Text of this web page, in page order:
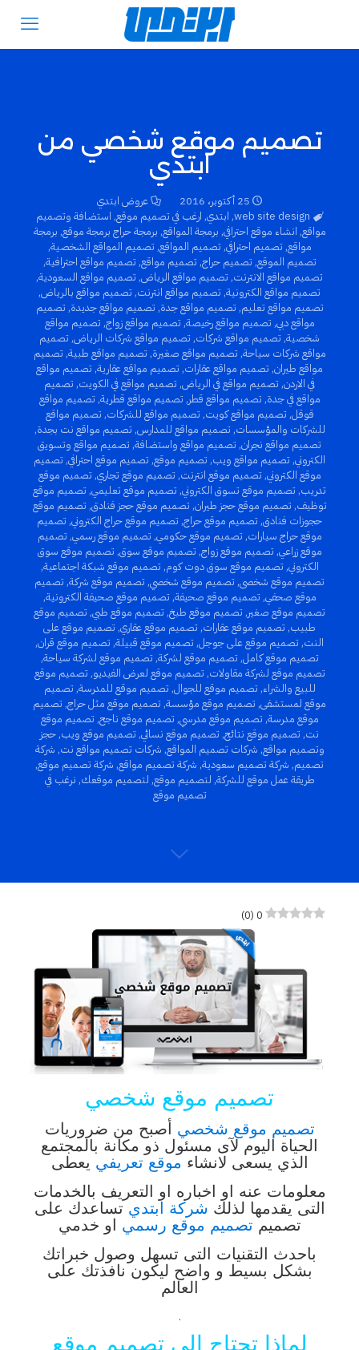
تصميم موقع شخصي من
ابتدي
25 أكتوبر، 2016
عروض ابتدي
web site design
, ابتدي, ارغب في تصميم موقع, استضافة وتصميم
مواقع, انشاء موقع احترافي, برمجة المواقع, برمجة حراج برمجة موقع, برمجة
مواقع, تصميم احترافي, تصميم المواقع, تصميم المواقع الشخصية,
تصميم الموقع, تصميم حراج, تصميم مواقع, تصميم مواقع احترافية,
تصميم مواقع الانترنت, تصميم مواقع الرياض, تصميم مواقع السعودية,
تصميم مواقع الكترونية, تصميم مواقع انترنت, تصميم مواقع بالرياض,
تصميم مواقع تعليم, تصميم مواقع جدة, تصميم مواقع جديدة, تصميم
مواقع دبي, تصميم مواقع رخيصة, تصميم مواقع زواج, تصميم مواقع
شخصية, تصميم مواقع شركات, تصميم مواقع شركات الرياض, تصميم
مواقع شركات سياحة, تصميم مواقع صغيرة, تصميم مواقع طبية, تصميم
مواقع طيران, تصميم مواقع عقارات, تصميم مواقع عقارية, تصميم مواقع
في الاردن, تصميم مواقع في الرياض, تصميم مواقع في الكويت, تصميم
مواقع في جدة, تصميم مواقع قطر, تصميم مواقع قطرية, تصميم مواقع
قوقل, تصميم مواقع كويت, تصميم مواقع للشركات, تصميم مواقع
للشركات والمؤسسات, تصميم مواقع للمدارس, تصميم مواقع نت بجدة,
تصميم مواقع نجران, تصميم مواقع واستضافة, تصميم مواقع وتسويق
الكتروني, تصميم مواقع ويب, تصميم موقع, تصميم موقع احترافي, تصميم
موقع الكتروني, تصميم موقع انترنت, تصميم موقع تجاري, تصميم موقع
تدريب, تصميم موقع تسوق الكتروني, تصميم موقع تعليمي, تصميم موقع
توظيف, تصميم موقع حجز طيران, تصميم موقع حجز فنادق, تصميم موقع
حجوزات فنادق, تصميم موقع حراج, تصميم موقع حراج الكتروني, تصميم
موقع حراج سيارات, تصميم موقع حكومي, تصميم موقع رسمي, تصميم
موقع زراعي, تصميم موقع زواج, تصميم موقع سوق, تصميم موقع سوق
الكتروني, تصميم موقع سوق دوت كوم, تصميم موقع شبكة اجتماعية,
تصميم موقع شخصى, تصميم موقع شخصي, تصميم موقع شركة, تصميم
موقع صحفي, تصميم موقع صحيفة, تصميم موقع صحيفة الكترونية,
تصميم موقع صغير, تصميم موقع طبخ, تصميم موقع طبي, تصميم موقع
طبيب, تصميم موقع عقارات, تصميم موقع عقاري, تصميم موقع على
النت, تصميم موقع على جوجل, تصميم موقع قبيلة, تصميم موقع قران,
تصميم موقع كامل, تصميم موقع لشركة, تصميم موقع لشركة سياحة,
تصميم موقع لشركة مقاولات, تصميم موقع لعرض الفيديو, تصميم موقع
للبيع والشراء, تصميم موقع للجوال, تصميم موقع للمدرسة, تصميم
موقع لمستشفى, تصميم موقع مؤسسة, تصميم موقع مثل حراج, تصميم
موقع مدرسة, تصميم موقع مدرسي, تصميم موقع ناجح, تصميم موقع
نت, تصميم موقع نتائج, تصميم موقع نسائي, تصميم موقع ويب, حجز
وتصميم مواقع, شركات تصميم المواقع, شركات تصميم مواقع نت, شركة
تصميم, شركة تصميم سعودية, شركة تصميم مواقع, شركة تصميم موقع,
طريقة عمل موقع للشركة, لتصميم موقع, لتصميم موقعك, نرغب في
تصميم موقع
0
(
0
)
تصميم موقع شخصي
تصميم موقع شخصي أصبح من ضروريات
الحياة اليوم لآى مسئول ذو مكانة بالمجتمع
الذي يسعى لانشاء موقع تعريفي يعطى
معلومات عنه او اخباره او التعريف بالخدمات
التى يقدمها لذلك شركة ابتدي تساعدك على
تصميم تصميم موقع رسمي او خدمي
باحدث التقنيات التى تسهل وصول خبراتك
بشكل بسيط و واضح ليكون نافذتك على
العالم
.
لماذا تحتاج الى تصميم موقع